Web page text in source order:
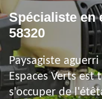
Spécialiste en
58320
Paysagiste aguerri
Espaces Verts
s'occuper de